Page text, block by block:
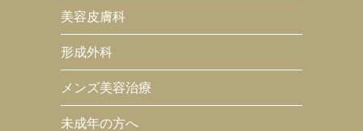
美容皮膚科
形成外科
メンズ美容治療
未成年の方へ